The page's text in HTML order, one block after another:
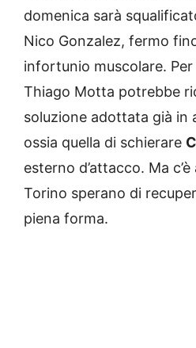
domenica sarà
Nico Gonzalez, fermo
infortunio muscolare.
Thiago Motta potrebbe
soluzione adottata già in
ossia quella di schierare
esterno d’attacco. Ma
Torino sperano di
piena forma.